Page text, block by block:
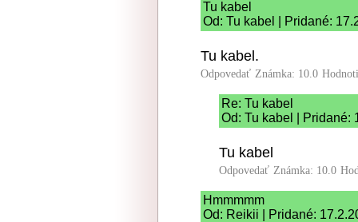
Tu kabel
Od: Tu kabel | Pridané:
Tu kabel.
Odpovedať Známka: 10.0
Re: Tu kabel
Od: Tu kabel | Pridané:
Tu kabel
Odpovedať Známka: 10.0
Hmmmmm
Od: Reikii | Pridané: